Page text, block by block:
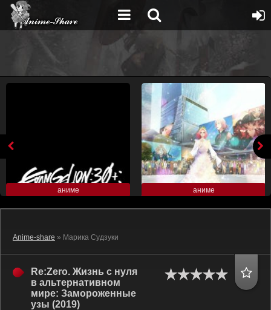
аниме аниме
Anime-share » Марика Судзуки
Re:Zero. Жизнь с нуля
в альтернативном
мире: Замороженные
узы (2019)